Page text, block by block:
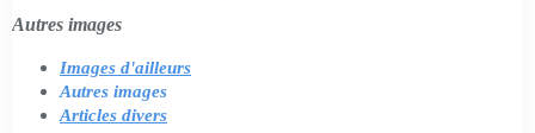
Autres images
Images d'ailleurs
Autres images
Articles divers